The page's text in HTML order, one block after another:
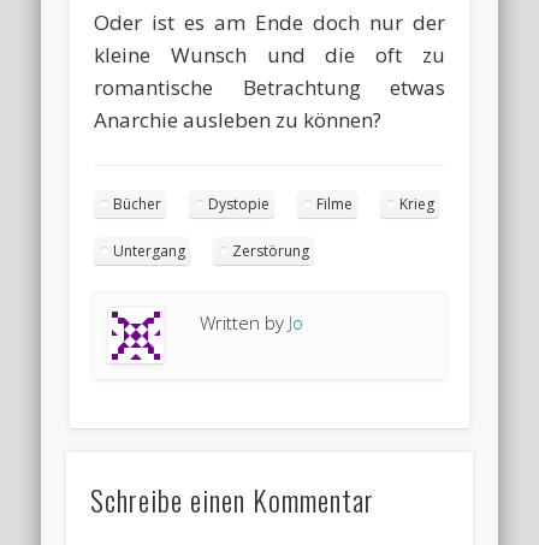
Oder ist es am Ende doch nur der
kleine Wunsch und die oft zu
romantische Betrachtung etwas
Anarchie ausleben zu können?
Bücher Dystopie Filme Krieg
Untergang Zerstörung
Written by Jo
Schreibe einen Kommentar